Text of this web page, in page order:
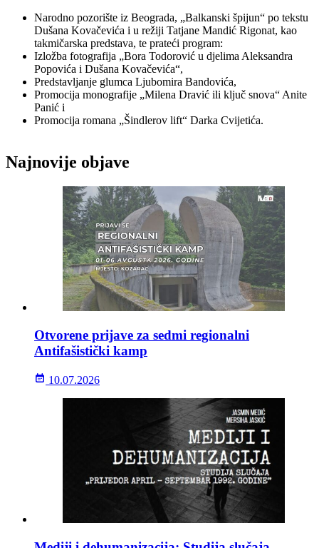
Narodno pozorište iz Beograda, „Balkanski špijun“ po tekstu
Dušana Kovačevića i u režiji Tatjane Mandić Rigonat, kao
takmičarska predstava, te prateći program:
Izložba fotografija „Bora Todorović u djelima Aleksandra
Popovića i Dušana Kovačevića“,
Predstavljanje glumca Ljubomira Bandovića,
Promocija monografije „Milena Dravić ili ključ snova“ Anite
Panić i
Promocija romana „Šindlerov lift“ Darka Cvijetića.
Najnovije objave
Otvorene prijave za sedmi regionalni
Antifašistički kamp
10.07.2026